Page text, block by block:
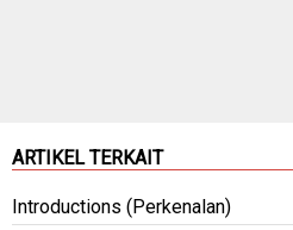
ARTIKEL TERKAIT
Introductions (Perkenalan)